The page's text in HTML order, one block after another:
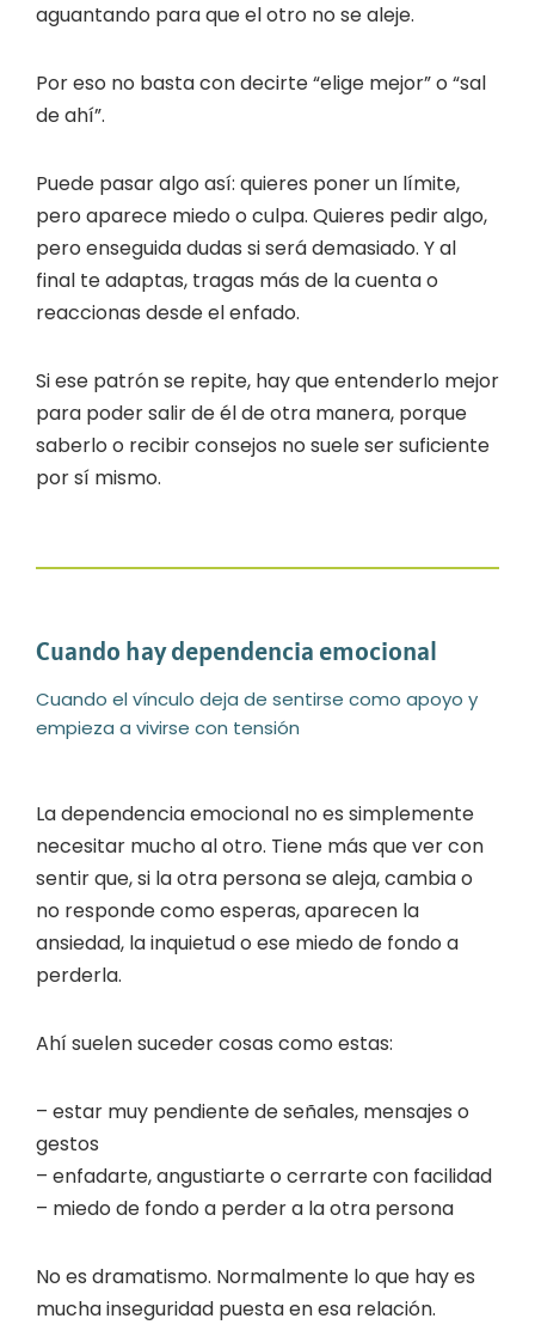
aguantando para que el otro no se aleje.
Por eso no basta con decirte “elige mejor” o “sal
de ahí”.
Puede pasar algo así: quieres poner un límite,
pero aparece miedo o culpa. Quieres pedir algo,
pero enseguida dudas si será demasiado. Y al
final te adaptas, tragas más de la cuenta o
reaccionas desde el enfado.
Si ese patrón se repite, hay que entenderlo mejor
para poder salir de él de otra manera, porque
saberlo o recibir consejos no suele ser suficiente
por sí mismo.
Cuando hay dependencia emocional
Cuando el vínculo deja de sentirse como apoyo y
empieza a vivirse con tensión
La dependencia emocional no es simplemente
necesitar mucho al otro. Tiene más que ver con
sentir que, si la otra persona se aleja, cambia o
no responde como esperas, aparecen la
ansiedad, la inquietud o ese miedo de fondo a
perderla.
Ahí suelen suceder cosas como estas:
– estar muy pendiente de señales, mensajes o
gestos
– enfadarte, angustiarte o cerrarte con facilidad
– miedo de fondo a perder a la otra persona
No es dramatismo. Normalmente lo que hay es
mucha inseguridad puesta en esa relación.